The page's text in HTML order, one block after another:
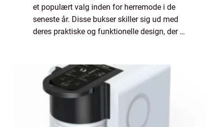
et populært valg inden for herremode i de
seneste år. Disse bukser skiller sig ud med
deres praktiske og funktionelle design, der er